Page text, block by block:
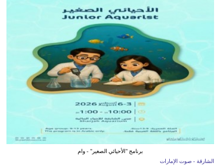
برنامج "الأحيائي الصغير" - وام
الشارقة - صوت الإمارات